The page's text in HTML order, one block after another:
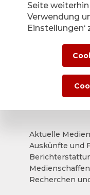
Die
News
Aktuelle
Auskünfte und
Recherchen
Seite
Verwendung
Einstellungen‘